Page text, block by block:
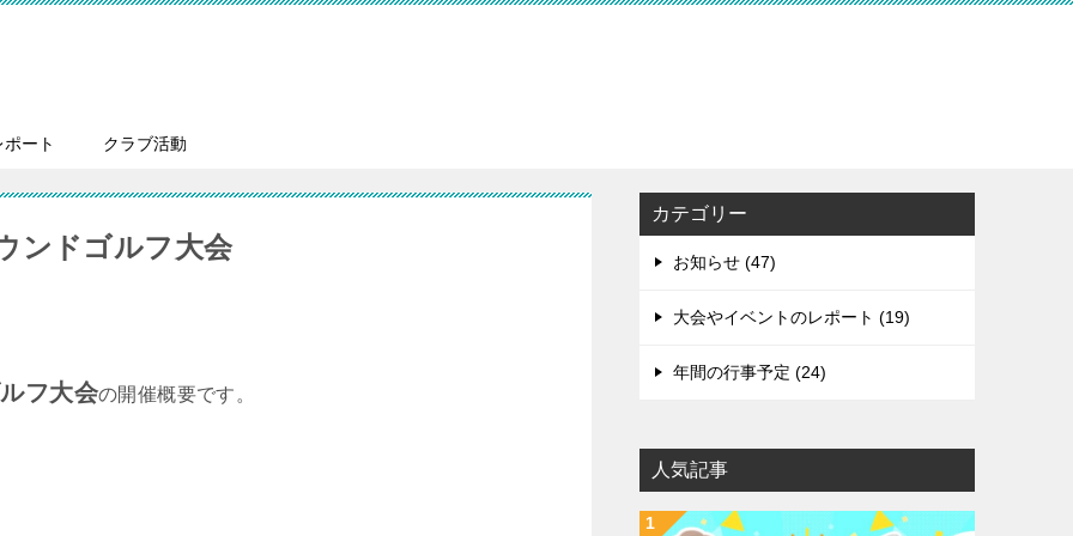
ート クラブ活動
ンドゴルフ大会
フ大会の開催概要です。
カテゴリー
お知らせ (47)
大会やイベントのレポート (19)
年間の行事予定 (24)
人気記事